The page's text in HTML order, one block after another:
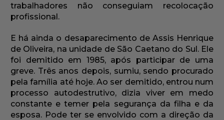
trabalhadores não conseguiam recolocação
profissional.
E há ainda o desaparecimento de Assis Henrique
de Oliveira, na unidade de São Caetano do Sul. Ele
foi demitido em 1985, após participar de uma
greve. Três anos depois, sumiu, sendo procurado
pela família até hoje. Ao ser demitido, entrou num
processo autodestrutivo, dizia viver em medo
constante e temer pela segurança da filha e da
esposa. Pode ter se envolvido com a direção da